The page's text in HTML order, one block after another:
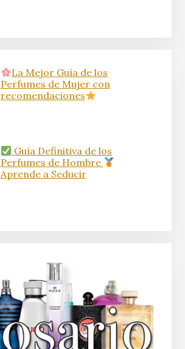
La Mejor Guía de los
Perfumes de Mujer con
recomendaciones
Guía Definitiva de los
Perfumes de Hombre
Aprende a Seducir